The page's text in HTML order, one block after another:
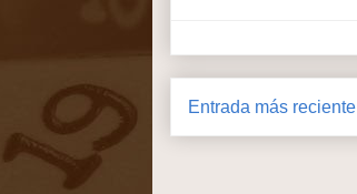
Entrada más reciente